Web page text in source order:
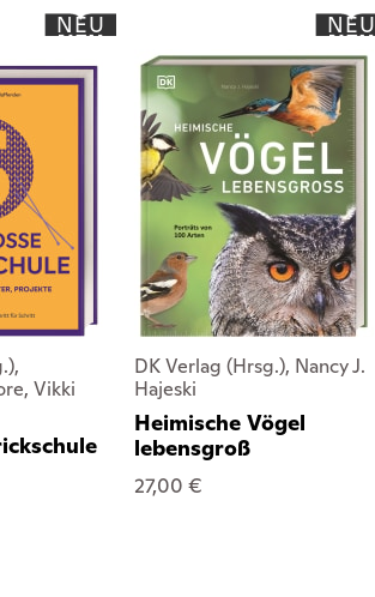
NEU
Vikki
NEU
DK Verlag (Hrsg.), Nancy J.
Hajeski
Heimische Vögel
lebensgroß
27,00 €